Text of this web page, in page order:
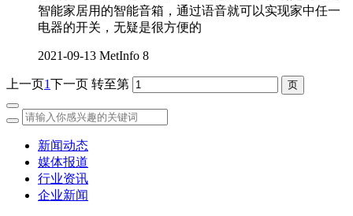
智能家居用的智能音箱，通过语音就可以实现家中任一
电器的开关，无疑是很方便的
2021-09-13 MetInfo 8
上一页1下一页 转至第
新闻动态
媒体报道
行业资讯
企业新闻